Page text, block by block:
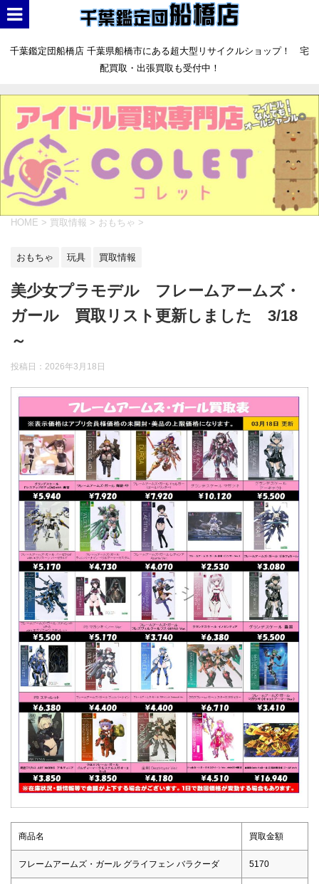
千葉鑑定団船橋店 千葉県船橋市にある超大型リサイクルショップ！ 宅
配買取・出張買取も受付中！
HOME > 買取情報 > おもちゃ >
おもちゃ 玩具 買取情報
美少女プラモデル フレームアームズ・
ガール 買取リスト更新しました 3/18
～
投稿日： 2026年3月18日
商品名 買取金額
フレームアームズ・ガール グライフェン バラクーダ 5170